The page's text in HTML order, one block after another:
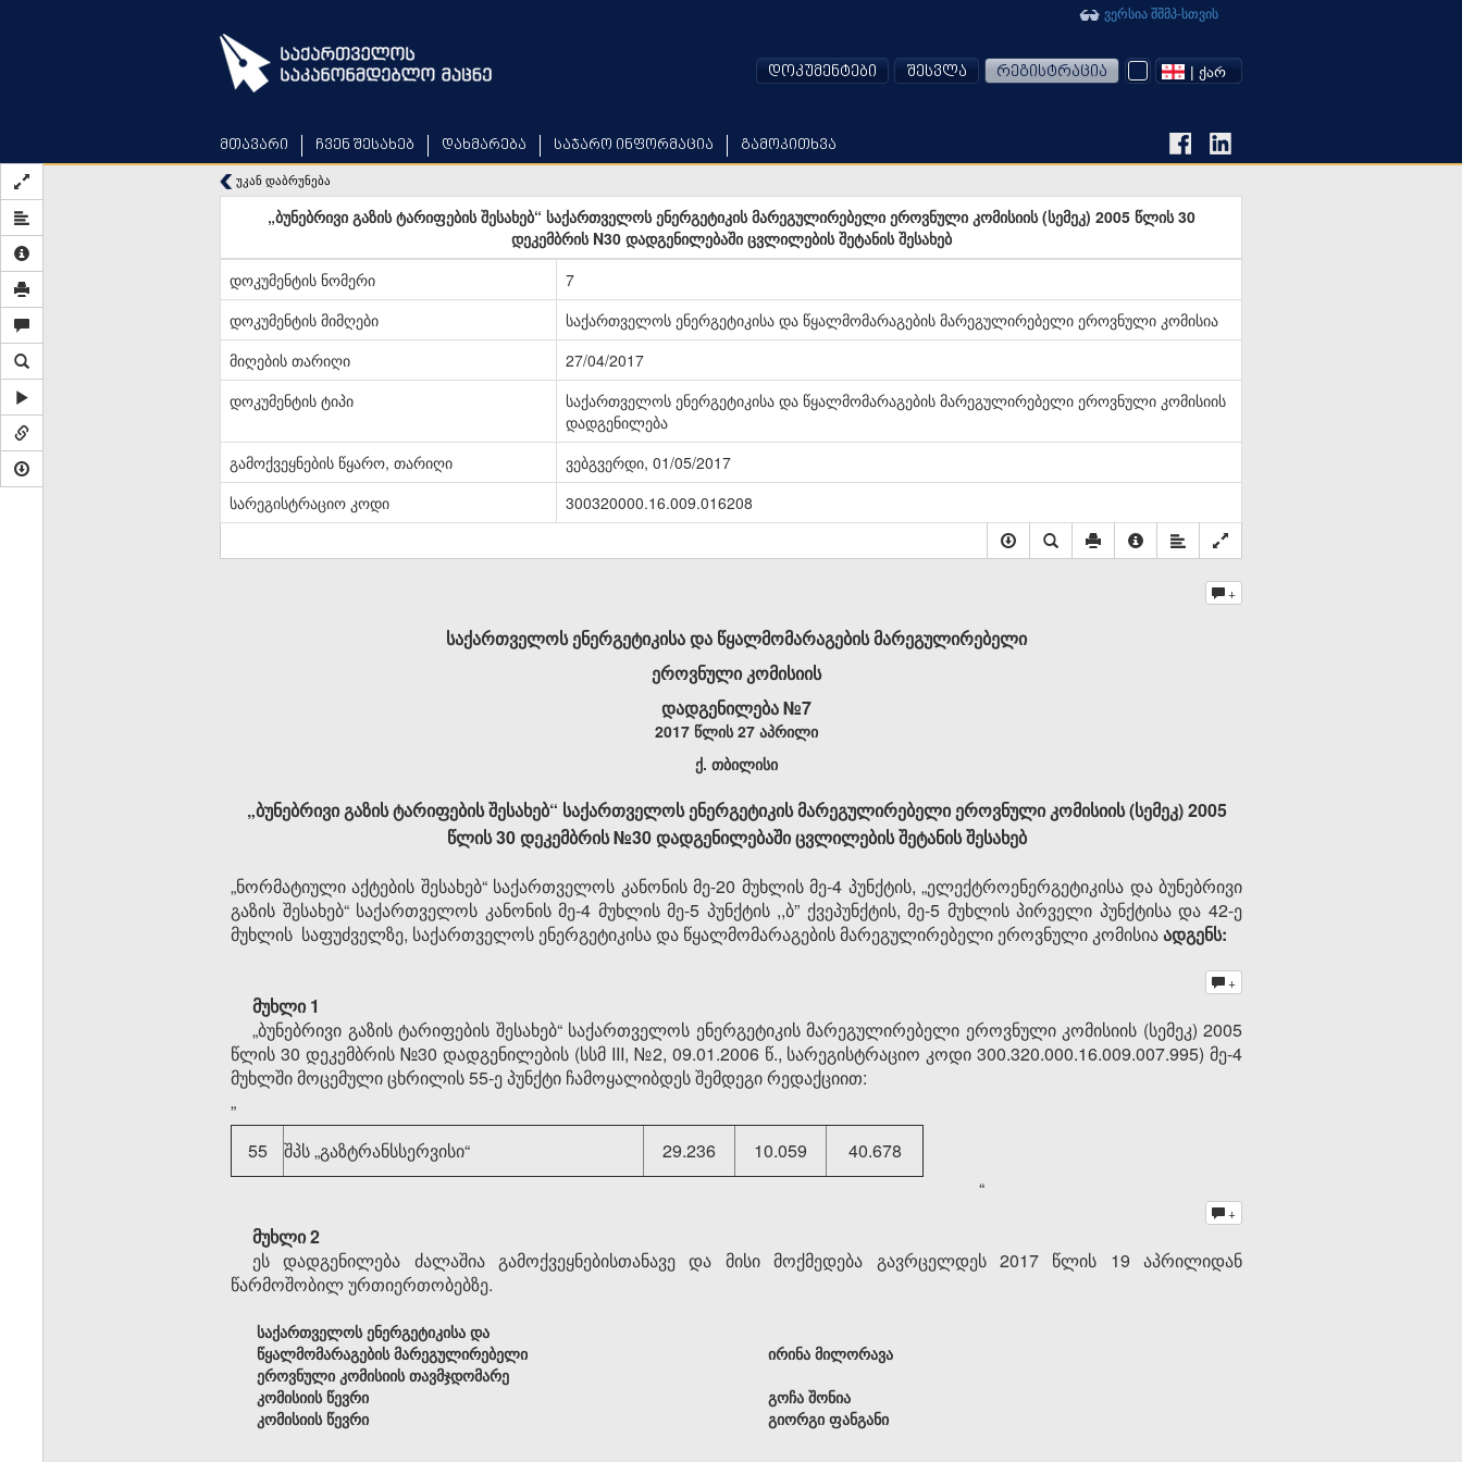
მთავარი ჩვენ შესახებ დახმარება საჯარო ინფორმაცია გამოკითხვა
ვერსია შშმპ-სთვის
დოკუმენტები შესვლა რეგისტრაცია | ᲥᲐᲠ
უკან დაბრუნება
„ბუნებრივი გაზის ტარიფების შესახებ“ საქართველოს ენერგეტიკის მარეგულირებელი ეროვნული კომისიის (სემეკ) 2005 წლის 30
დეკემბრის N30 დადგენილებაში ცვლილების შეტანის შესახებ
დოკუმენტის ნომერი
7
დოკუმენტის მიმღები
საქართველოს ენერგეტიკისა და წყალმომარაგების მარეგულირებელი ეროვნული კომისია
მიღების თარიღი
27/04/2017
დოკუმენტის ტიპი
საქართველოს ენერგეტიკისა და წყალმომარაგების მარეგულირებელი ეროვნული კომისიის
დადგენილება
გამოქვეყნების წყარო, თარიღი
ვებგვერდი, 01/05/2017
სარეგისტრაციო კოდი
300320000.16.009.016208
+
საქართველოს ენერგეტიკისა და წყალმომარაგების მარეგულირებელი
ეროვნული კომისიის
დადგენილება№7
2017 წლის 27 აპრილი
ქ. თბილისი
„ბუნებრივი გაზის ტარიფების შესახებ“ საქართველოს ენერგეტიკის მარეგულირებელი ეროვნული კომისიის (სემეკ) 2005
წლის 30 დეკემბრის №30 დადგენილებაში ცვლილების შეტანის შესახებ
„ნორმატიული აქტების შესახებ“ საქართველოს კანონის მე-20 მუხლის მე-4 პუნქტის, „ელექტროენერგეტიკისა და ბუნებრივი
გაზის შესახებ“ საქართველოს კანონის მე-4 მუხლის მე-5 პუნქტის ,,ბ” ქვეპუნქტის, მე-5 მუხლის პირველი პუნქტისა და 42-ე
მუხლის საფუძველზე, საქართველოს ენერგეტიკისა და წყალმომარაგების მარეგულირებელი ეროვნული კომისიაადგენს:
+
მუხლი 1
„ბუნებრივი გაზის ტარიფების შესახებ“ საქართველოს ენერგეტიკის მარეგულირებელი ეროვნული კომისიის (სემეკ) 2005
წლის 30 დეკემბრის №30 დადგენილების (სსმ III, №2, 09.01.2006 წ., სარეგისტრაციო კოდი 300.320.000.16.009.007.995) მე-4
მუხლში მოცემული ცხრილის 55-ე პუნქტი ჩამოყალიბდეს შემდეგი რედაქციით:
„
55
შპს „გაზტრანსსერვისი“ 29.236 10.059
40.678
“
+
მუხლი 2
ეს დადგენილება ძალაშია გამოქვეყნებისთანავე და მისი მოქმედება გავრცელდეს 2017 წლის 19 აპრილიდან
წარმოშობილ ურთიერთობებზე.
საქართველოს ენერგეტიკისა და
წყალმომარაგების მარეგულირებელი
ეროვნული კომისიის თავმჯდომარე
ირინა მილორავა
კომისიის წევრი
გოჩა შონია
კომისიის წევრი
გიორგი ფანგანი